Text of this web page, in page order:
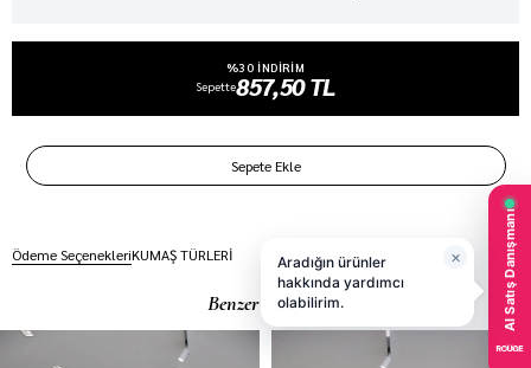
%30 INDIRIM
Sepette857,50 TL
Ödeme SeçenekleriKUMAŞ TÜRLERİ
Benzer Ürünler